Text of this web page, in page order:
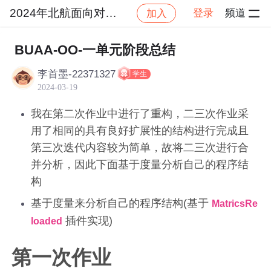
2024年北航面向对象设计与构造 加入 登录 频道
社区 2024年北航面向对象设计与构造
BUAA-OO-一单元阶段总结
李首墨-22371327 学生
2024-03-19
我在第二次作业中进行了重构，二三次作业采
用了相同的具有良好扩展性的结构进行完成且
第三次迭代内容较为简单，故将二三次进行合
并分析，因此下面基于度量分析自己的程序结
构
基于度量来分析自己的程序结构(基于 MatricsRe
loaded 插件实现)
第一次作业